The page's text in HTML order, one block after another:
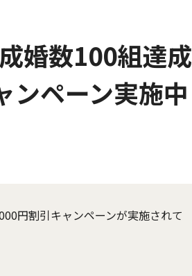
婚数100組達成
ペーン実施中
円割引キャンペーンが実施されて